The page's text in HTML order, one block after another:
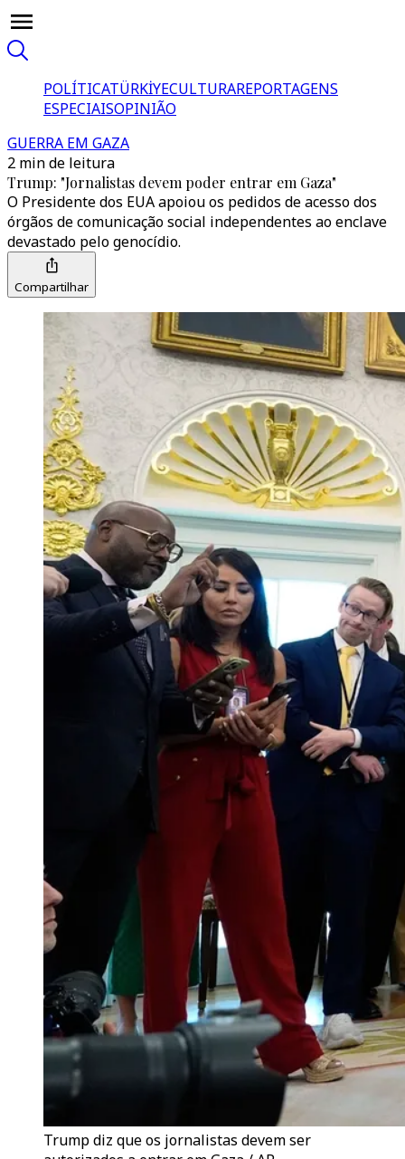
POLÍTICATÜRKİYECULTURAREPORTAGENS
ESPECIAISOPINIÃO
GUERRA EM GAZA
2 min de leitura
Trump: "Jornalistas devem poder entrar em Gaza"
O Presidente dos EUA apoiou os pedidos de acesso dos
órgãos de comunicação social independentes ao enclave
devastado pelo genocídio.
Compartilhar
Trump diz que os jornalistas devem ser